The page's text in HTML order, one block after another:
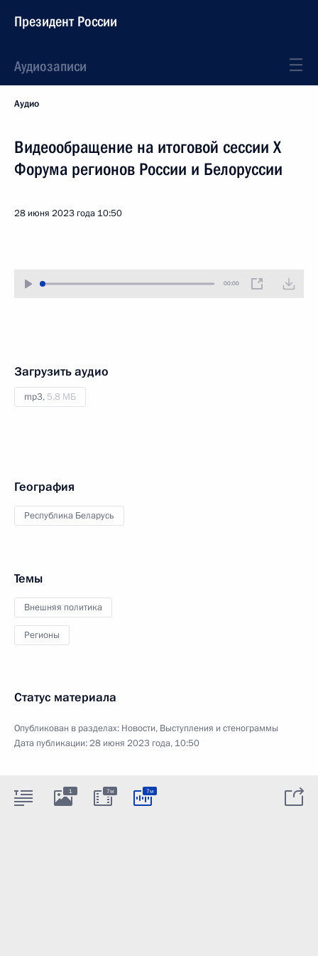
Президент России
Аудиозаписи
Аудио
Видеообращение на итоговой сессии X
Форума регионов России и Белоруссии
28 июня 2023 года 10:50
00:00
Загрузить аудио
mp3, 5.8 МБ
География
Республика Беларусь
Темы
Внешняя политика
Регионы
Статус материала
Опубликован в разделах: Новости, Выступления и стенограммы
Дата публикации:28 июня 2023 года, 10:50
1 7м 7м